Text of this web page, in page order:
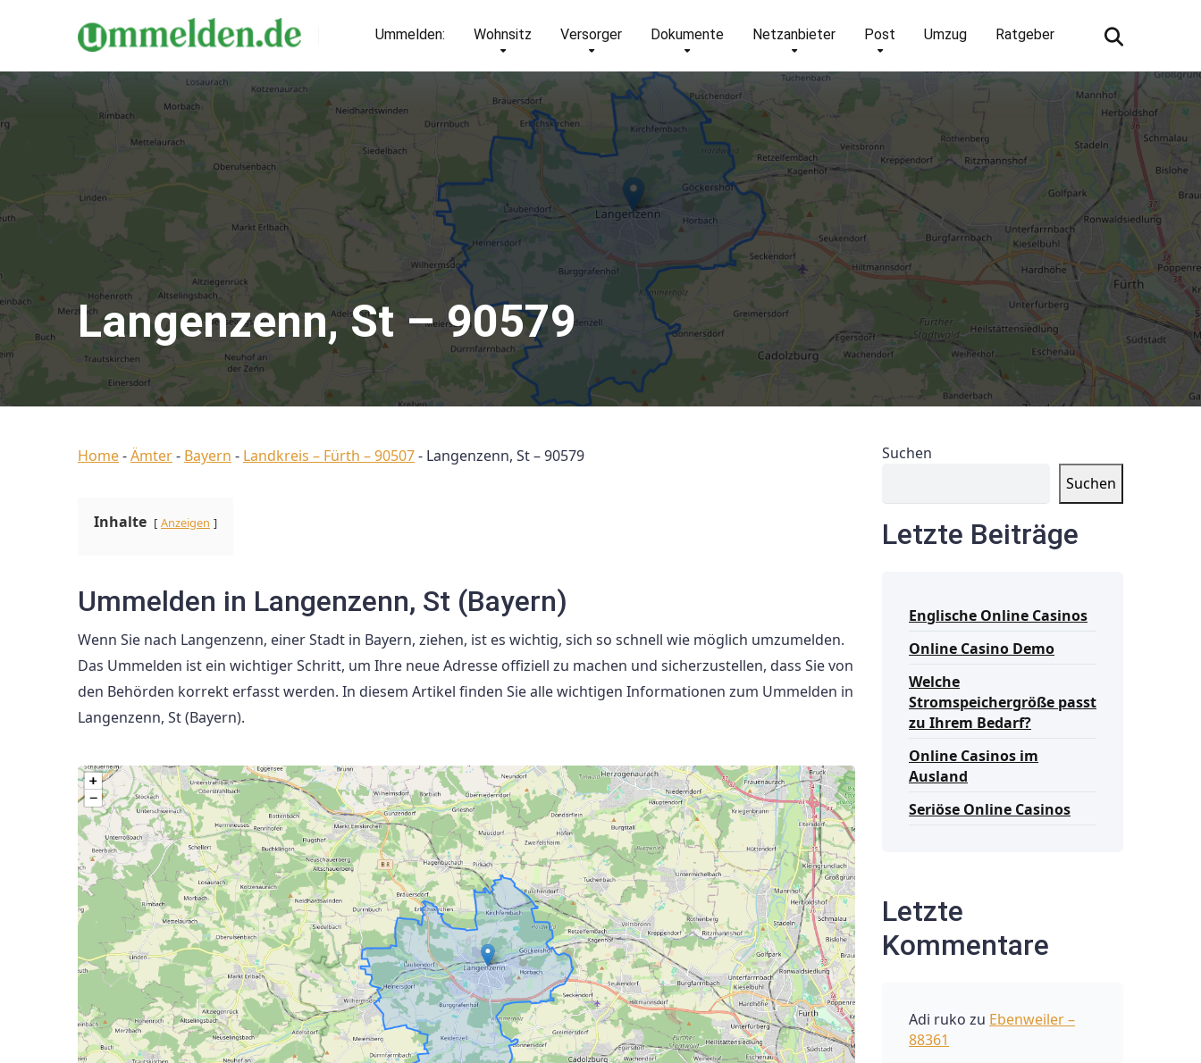
Ummelden: Wohnsitz Versorger Dokumente Netzanbieter Post Umzug Ratgeber
Langenzenn, St – 90579
Home-Ämter- Bayern - Landkreis – Fürth – 90507- Langenzenn, St – 90579
Inhalte Anzeigen
Ummelden in Langenzenn, St (Bayern)
Wenn Sie nach Langenzenn, einer Stadt in Bayern, ziehen, ist es wichtig, sich so schnell wie möglich umzumelden.
Das Ummelden ist ein wichtiger Schritt, um Ihre neue Adresse offiziell zu machen und sicherzustellen, dass Sie von
den Behörden korrekt erfasst werden. In diesem Artikel finden Sie alle wichtigen Informationen zum Ummelden in
Langenzenn, St (Bayern).
Suchen
Suchen
Letzte Beiträge
Englische Online Casinos
Online Casino Demo
Welche
Stromspeichergröße passt
zu Ihrem Bedarf?
Online Casinos im
Ausland
Seriöse Online Casinos
Letzte
Kommentare
Adi ruko zu Ebenweiler –
88361